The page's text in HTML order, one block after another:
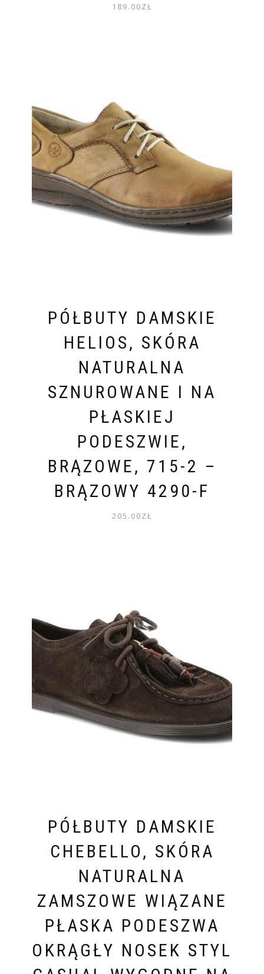
189.00ZŁ
PÓŁBUTY DAMSKIE
HELIOS, SKÓRA
NATURALNA
SZNUROWANE I NA
PŁASKIEJ
PODESZWIE,
BRĄZOWE, 715-2 –
BRĄZOWY 4290-F
205.00ZŁ
PÓŁBUTY DAMSKIE
CHEBELLO, SKÓRA
NATURALNA
ZAMSZOWE WIĄZANE
PŁASKA PODESZWA
OKRĄGŁY NOSEK STYL